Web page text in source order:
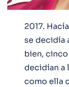
2017.
se decidía
bien,
decidían a
como ella